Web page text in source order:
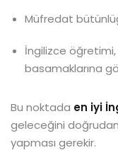
Müfredat
İngilizce
basamaklarına
Bu noktada en iyi
geleceğini
yapması gerekir.